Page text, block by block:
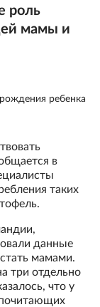
роль
мамы и
ребенка
в
таких
данные
мамами.
три отдельно
что у